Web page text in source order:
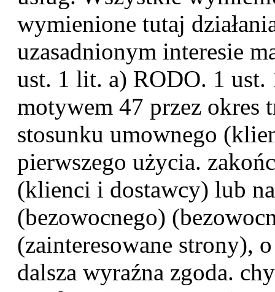
wymienione tutaj
uzasadnionym interesie
ust. 1 lit. a) RODO. 1
motywem 47 przez okres
stosunku umownego
pierwszego użycia.
(klienci i dostawcy) lub
(bezowocnego)
(zainteresowane strony),
dalsza wyraźna zgoda.